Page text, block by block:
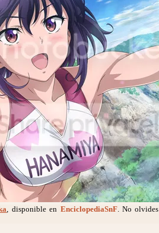
, disponible en EnciclopediaSnF. No olvides